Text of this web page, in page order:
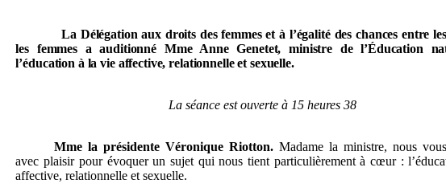
La Délégation aux droits des femmes et à l’égalité des chances entre
les femmes a auditionné Mme Anne Genetet, ministre de l’Éducation
l’éducation à la vie affective, relationnelle et sexuelle.
La séance est ouverte à 15 heures 38
Mme la présidente Véronique Riotton.Madame la ministre, nous
avec plaisir pour évoquer un sujet qui nous tient particulièrement à cœur :
affective, relationnelle et sexuelle.